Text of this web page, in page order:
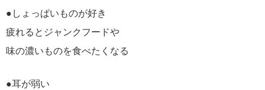
●しょっぱいものが好き
疲れるとジャンクフードや
味の濃いものを食べたくなる
●耳が弱い